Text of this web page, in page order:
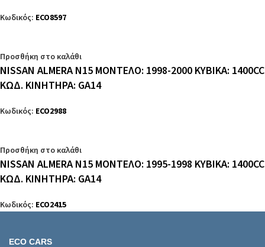
Κωδικός: ECO8597
Προσθήκη στο καλάθι
NISSAN ALMERA N15 ΜΟΝΤΕΛΟ: 1998-2000 ΚΥΒΙΚΑ: 1400CC
ΚΩΔ. ΚΙΝΗΤΗΡΑ: GA14
Κωδικός: ECO2988
Προσθήκη στο καλάθι
NISSAN ALMERA N15 ΜΟΝΤΕΛΟ: 1995-1998 ΚΥΒΙΚΑ: 1400CC
ΚΩΔ. ΚΙΝΗΤΗΡΑ: GA14
Κωδικός: ECO2415
ECO CARS